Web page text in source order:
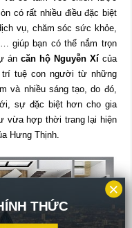
có rất nhiều điều đặc biệt
vụ, chăm sóc sức khỏe,
giúp bạn có thể nắm trọn
áncăn hộ Nguyễn Xícủa
trí tuệ con người từ những
và nhiều sáng tạo, do đó,
sự đặc biệt hơn cho gia
vừa hợp thời trang lại hiện
Hưng Thịnh.
THỨC
×